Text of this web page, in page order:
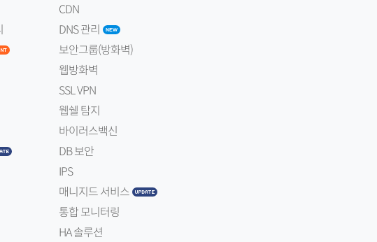
CDN
DNS 관리
보안그룹(방화벽)
웹방화벽
SSL VPN
웹쉘 탐지
바이러스백신
DB 보안
IPS
매니지드 서비스
통합 모니터링
HA 솔루션